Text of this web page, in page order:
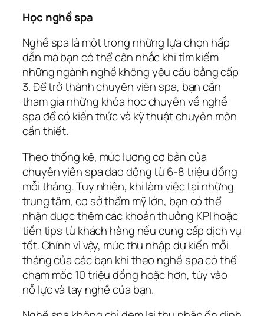
Học nghề spa
Nghề spa là một trong những lựa chọn hấp
dẫn mà bạn có thể cân nhắc khi tìm kiếm
những ngành nghề không yêu cầu bằng cấp
3. Để trở thành chuyên viên spa, bạn cần
tham gia những khóa học chuyên về nghề
spa để có kiến thức và kỹ thuật chuyên môn
cần thiết.
Theo thống kê, mức lương cơ bản của
chuyên viên spa dao động từ 6-8 triệu đồng
mỗi tháng. Tuy nhiên, khi làm việc tại những
trung tâm, cơ sở thẩm mỹ lớn, bạn có thể
nhận được thêm các khoản thưởng KPI hoặc
tiền tips từ khách hàng nếu cung cấp dịch vụ
tốt. Chính vì vậy, mức thu nhập dự kiến mỗi
tháng của các bạn khi theo nghề spa có thể
chạm mốc 10 triệu đồng hoặc hơn, tùy vào
nỗ lực và tay nghề của bạn.